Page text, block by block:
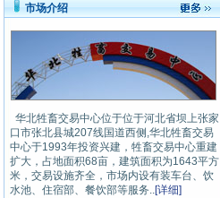
市场介绍
华北牲畜交易中心位于位于河北省坝上张家
口市张北县城207线国道西侧,华北牲畜交易
中心于1993年投资兴建，牲畜交易中心重建
扩大，占地面积68亩，建筑面积为1643平方
米，交易设施齐全，市场内设有装车台、饮
水池、住宿部、餐饮部等服务..[详细]